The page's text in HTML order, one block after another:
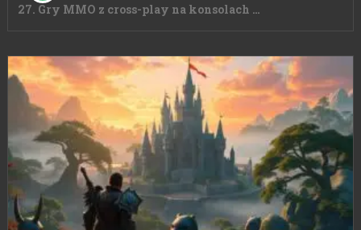
27. Gry MMO z cross-play na konsolach …